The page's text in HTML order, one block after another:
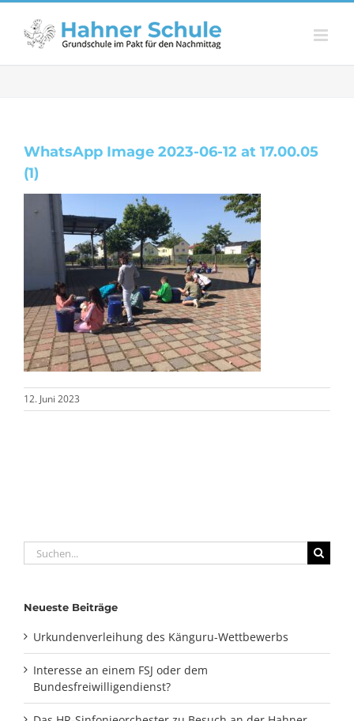
Zum
springen
WhatsApp Image 2023-06-12 at 17.00.05
(1)
12. Juni 2023
Suche
nach:
Neueste Beiträge
Urkundenverleihung des Känguru-Wettbewerbs
Interesse an einem FSJ oder dem
Bundesfreiwilligendienst?